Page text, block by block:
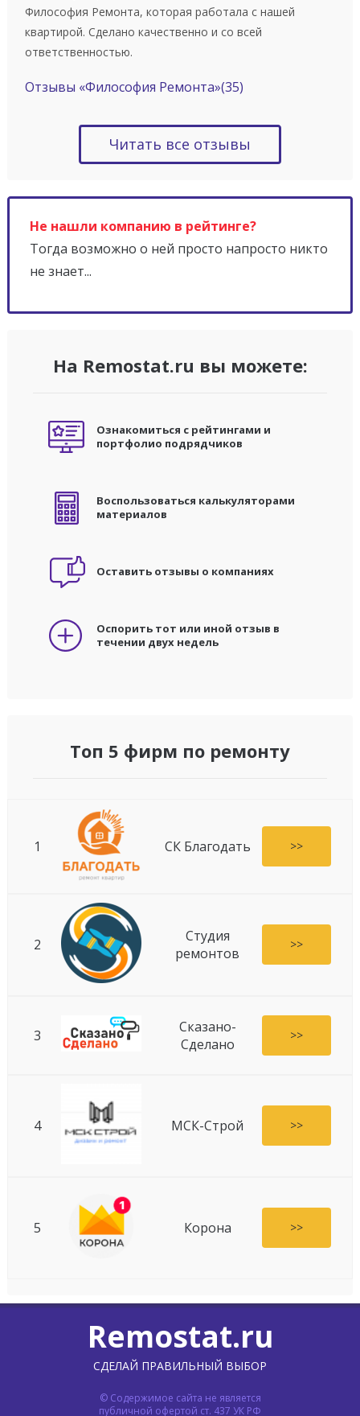
Философия Ремонта, которая работала с нашей
квартирой. Сделано качественно и со всей
ответственностью.
Отзывы «Философия Ремонта»(35)
Читать все отзывы
Не нашли компанию в рейтинге?
Тогда возможно о ней просто напросто никто
не знает...
На Remostat.ru вы можете:
Ознакомиться с рейтингами и
портфолио подрядчиков
Воспользоваться калькуляторами
материалов
Оставить отзывы о компаниях
Оспорить тот или иной отзыв в
течении двух недель
Топ 5 фирм по ремонту
1 СК Благодать >>
2
Студия
ремонтов
>>
3
Сказано-
Сделано
>>
4 МСК-Строй >>
5 Корона >>
Remostat.ru
СДЕЛАЙ ПРАВИЛЬНЫЙ ВЫБОР
© Содержимое сайта не является
публичной офертой ст. 437 УК РФ